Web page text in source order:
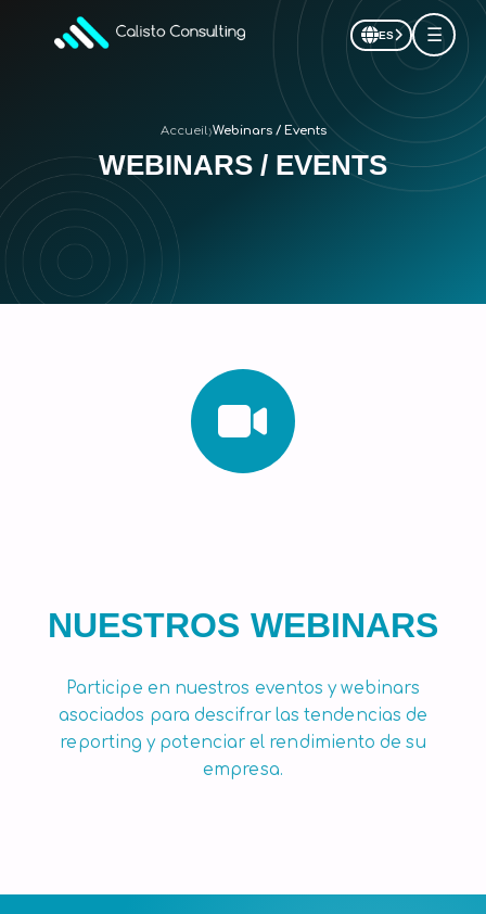
ES ☰
Accueil›Webinars / Events
WEBINARS / EVENTS
NUESTROS WEBINARS
Participe en nuestros eventos y webinars
asociados para descifrar las tendencias de
reporting y potenciar el rendimiento de su
empresa.